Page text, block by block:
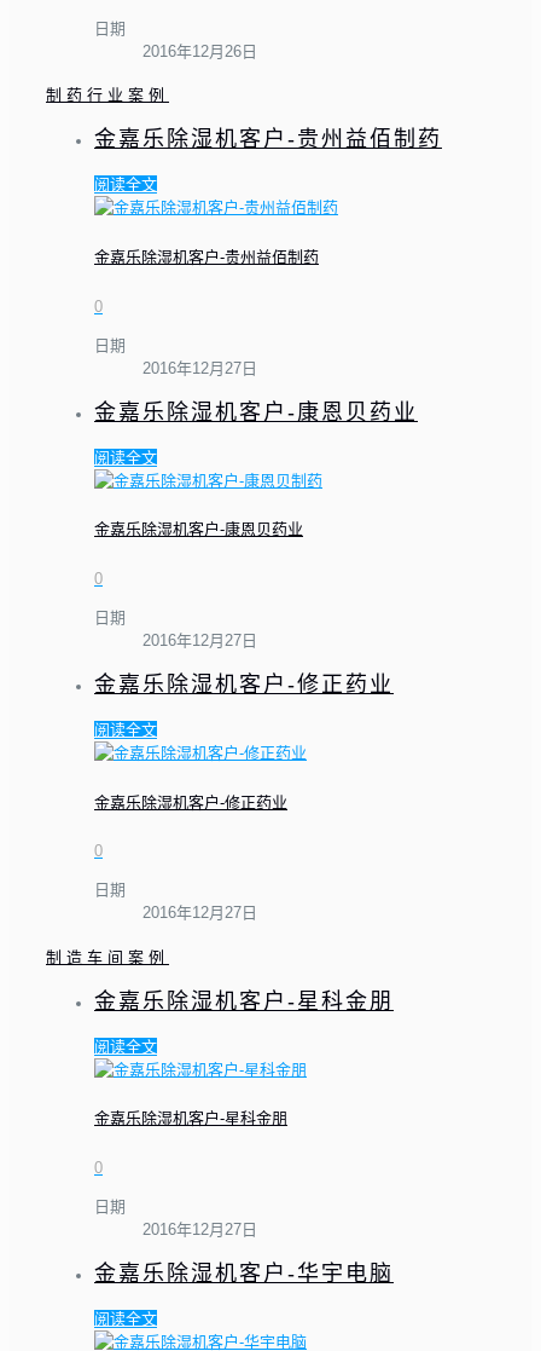
日期
2016年12月26日
制药行业案例
金嘉乐除湿机客户-贵州益佰制药
阅读全文
金嘉乐除湿机客户-贵州益佰制药
0
日期
2016年12月27日
金嘉乐除湿机客户-康恩贝药业
阅读全文
金嘉乐除湿机客户-康恩贝药业
0
日期
2016年12月27日
金嘉乐除湿机客户-修正药业
阅读全文
金嘉乐除湿机客户-修正药业
0
日期
2016年12月27日
制造车间案例
金嘉乐除湿机客户-星科金朋
阅读全文
金嘉乐除湿机客户-星科金朋
0
日期
2016年12月27日
金嘉乐除湿机客户-华宇电脑
阅读全文